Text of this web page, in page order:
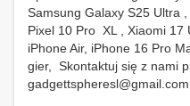
Samsung Galaxy S25 Ultra
Pixel 10 Pro XL , Xiaomi 17
iPhone Air, iPhone 16 Pro
gier, Skontaktuj się z nami
gadgettspheresl@gmail.com